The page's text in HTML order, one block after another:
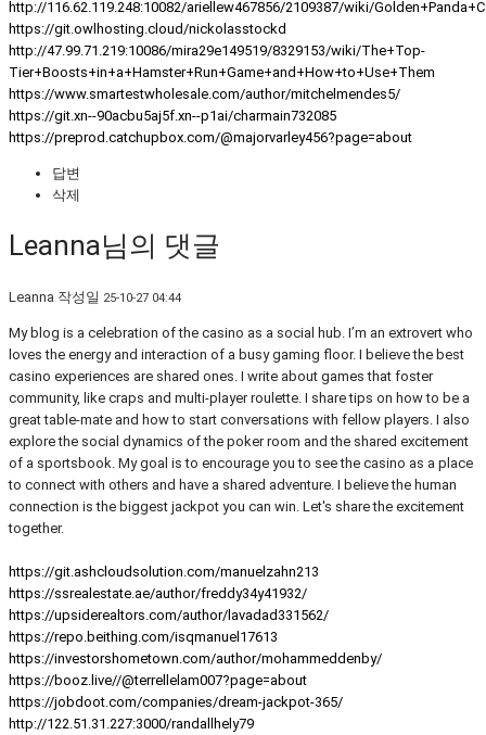
http://116.62.119.248:10082/ariellew467856/2109387/wiki/
https://git.owlhosting.cloud/nickolasstockd
http://47.99.71.219:10086/mira29e149519/8329153/wiki/The+Top-
Tier+Boosts+in+a+Hamster+Run+Game+and+How+to+Use+Them
https://www.smartestwholesale.com/author/mitchelmendes5/
https://git.xn--90acbu5aj5f.xn--p1ai/charmain732085
https://preprod.catchupbox.com/@majorvarley456?page=about
답변
삭제
Leanna님의 댓글
Leanna 작성일 25-10-27 04:44
My blog is a celebration of the casino as a social hub. I’m an extrovert who
loves the energy and interaction of a busy gaming floor. I believe the best
casino experiences are shared ones. I write about games that foster
community, like craps and multi-player roulette. I share tips on how to be a
great table-mate and how to start conversations with fellow players. I also
explore the social dynamics of the poker room and the shared excitement
of a sportsbook. My goal is to encourage you to see the casino as a place
to connect with others and have a shared adventure. I believe the human
connection is the biggest jackpot you can win. Let's share the excitement
together.
https://git.ashcloudsolution.com/manuelzahn213
https://ssrealestate.ae/author/freddy34y41932/
https://upsiderealtors.com/author/lavadad331562/
https://repo.beithing.com/isqmanuel17613
https://investorshometown.com/author/mohammeddenby/
https://booz.live//@terrellelam007?page=about
https://jobdoot.com/companies/dream-jackpot-365/
http://122.51.31.227:3000/randallhely79